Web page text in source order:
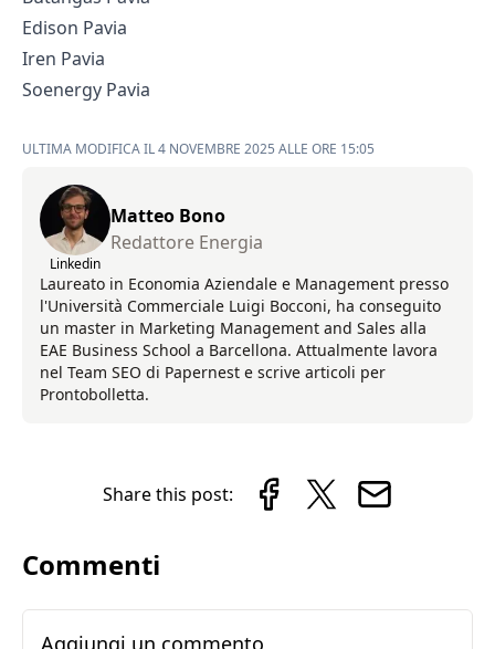
Edison Pavia
Iren Pavia
Soenergy Pavia
ULTIMA MODIFICA IL 4 NOVEMBRE 2025 ALLE ORE 15:05
Linkedin
Matteo Bono
Redattore Energia
Laureato in Economia Aziendale e Management presso
l'Università Commerciale Luigi Bocconi, ha conseguito
un master in Marketing Management and Sales alla
EAE Business School a Barcellona. Attualmente lavora
nel Team SEO di Papernest e scrive articoli per
Prontobolletta.
Share this post:
Commenti